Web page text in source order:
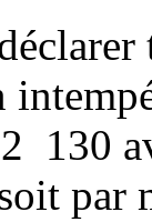
130
par